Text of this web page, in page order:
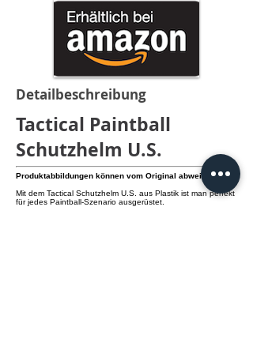
Detailbeschreibung
Tactical Paintball
Schutzhelm U.S.
Produktabbildungen können vom Original abweichen.
Mit dem Tactical Schutzhelm U.S. aus Plastik ist man perfekt
für jedes Paintball-Szenario ausgerüstet.